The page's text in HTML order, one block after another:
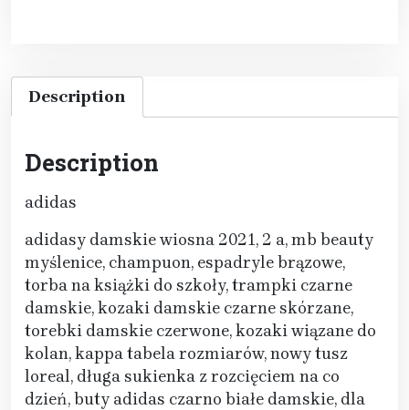
Description
Description
adidas
adidasy damskie wiosna 2021, 2 a, mb beauty
myślenice, champuon, espadryle brązowe,
torba na książki do szkoły, trampki czarne
damskie, kozaki damskie czarne skórzane,
torebki damskie czerwone, kozaki wiązane do
kolan, kappa tabela rozmiarów, nowy tusz
loreal, długa sukienka z rozcięciem na co
dzień, buty adidas czarno białe damskie, dla